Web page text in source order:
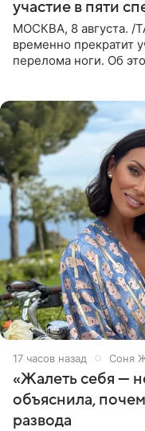
участие в пяти
МОСКВА, 8 августа. /
временно прекратит
перелома ноги. Об
17 часов назад Соня
«Жалеть себя —
объяснила,
развода